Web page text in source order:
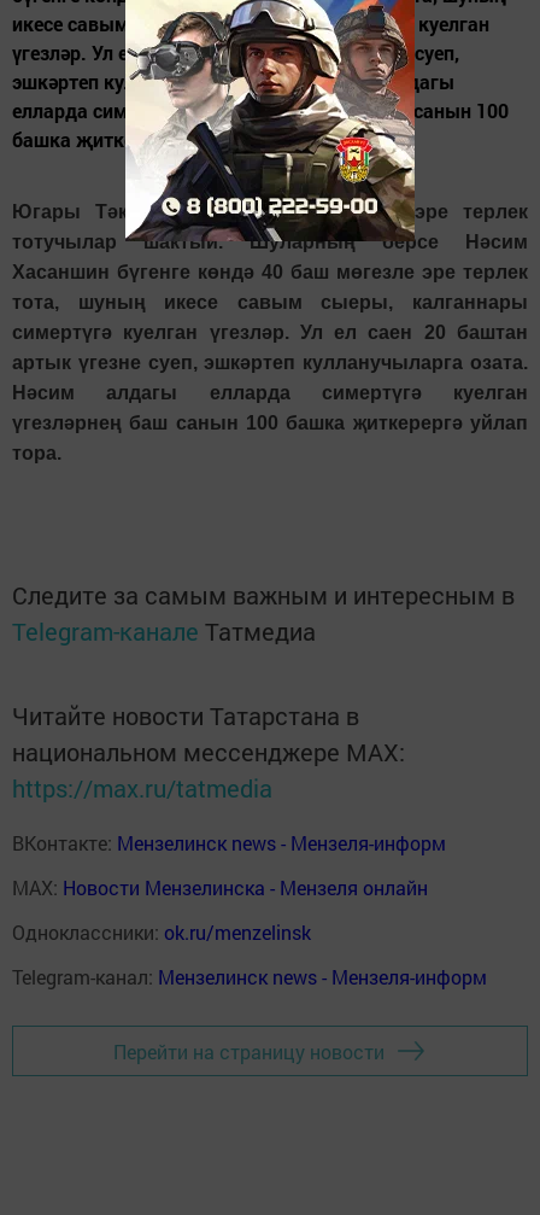
икесе савым сыеры, калганнары симертүгә куелган
үгезләр. Ул ел саен 20 баштан артык үгезне суеп,
эшкәртеп кулланучыларга озата. Нәсим алдагы
елларда симертүгә куелган үгезләрнең баш санын 100
башка җиткерергә...
Югары Тәкермән авылында мөгезле эре терлек
тотучылар шактый. Шуларның берсе Нәсим
Хасаншин бүгенге көндә 40 баш мөгезле эре терлек
тота, шуның икесе савым сыеры, калганнары
симертүгә куелган үгезләр. Ул ел саен 20 баштан
артык үгезне суеп, эшкәртеп кулланучыларга озата.
Нәсим алдагы елларда симертүгә куелган
үгезләрнең баш санын 100 башка җиткерергә уйлап
тора.
Следите за самым важным и интересным в
Telegram-канале Татмедиа
Читайте новости Татарстана в
национальном мессенджере MАХ:
https://max.ru/tatmedia
ВКонтакте: Мензелинск news - Мензеля-информ
MAX: Новости Мензелинска - Мензеля онлайн
Одноклассники: ok.ru/menzelinsk
Telegram-канал: Мензелинск news - Мензеля-информ
Перейти на страницу новости